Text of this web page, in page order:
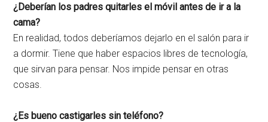
¿Deberían los padres quitarles el móvil antes de ir a la
cama?
En realidad, todos deberíamos dejarlo en el salón para ir
a dormir. Tiene que haber espacios libres de tecnología,
que sirvan para pensar. Nos impide pensar en otras
cosas.
¿Es bueno castigarles sin teléfono?